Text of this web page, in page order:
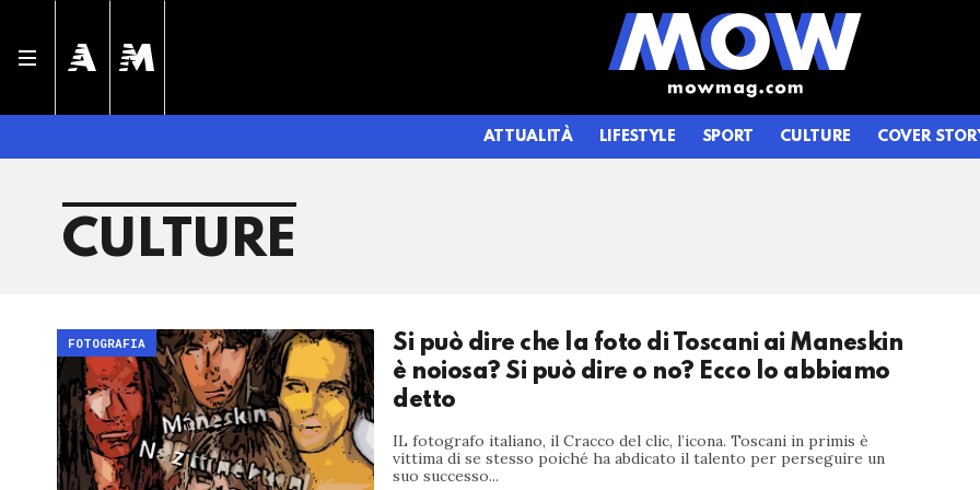
ATTUALITÀ LIFESTYLE SPORT CULTURE COVER
CULTURE
Si può dire che la foto di Toscani ai Maneskin
è noiosa? Si può dire o no? Ecco lo abbiamo
detto
IL fotografo italiano, il Cracco del clic, l’icona. Toscani in primis è
vittima di se stesso poiché ha abdicato il talento per perseguire un
suo successo...
FOTOGRAFIA